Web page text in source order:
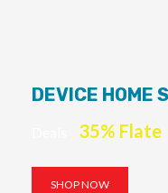
DEVICE HOME
35% Flate
SHOP NOW